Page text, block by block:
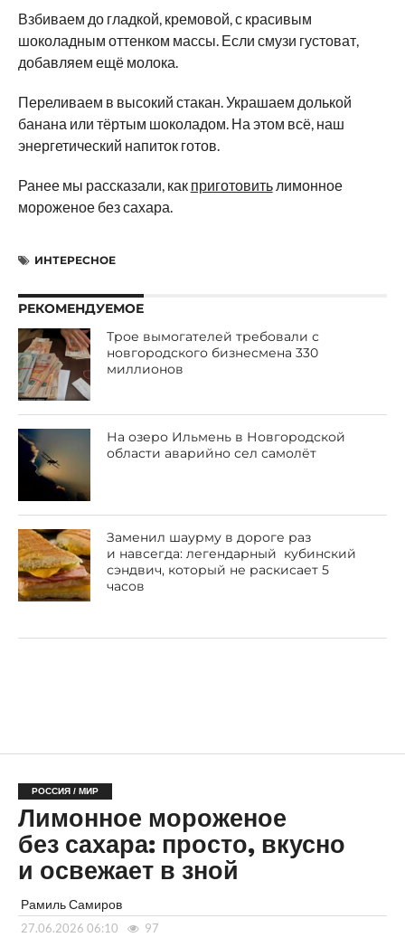
Взбиваем до гладкой, кремовой, с красивым
шоколадным оттенком массы. Если смузи густоват,
добавляем ещё молока.
Переливаем в высокий стакан. Украшаем долькой
банана или тёртым шоколадом. На этом всё, наш
энергетический напиток готов.
Ранее мы рассказали, как приготовитьлимонное
мороженое без сахара.
ИНТЕРЕСНОЕ
РЕКОМЕНДУЕМОЕ
Трое вымогателей требовали с
новгородского бизнесмена 330
миллионов
На озеро Ильмень в Новгородской
области аварийно сел самолёт
Заменил шаурму в дороге раз
и навсегда: легендарный кубинский
сэндвич, который не раскисает 5
часов
РОССИЯ / МИР
Лимонное мороженое
без сахара: просто, вкусно
и освежает в зной
Рамиль Самиров
27.06.2026 06:10 97